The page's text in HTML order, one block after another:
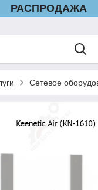
РАСПРОДАЖА
Сетевое